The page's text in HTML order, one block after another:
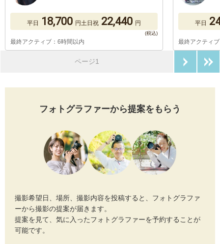
平日 18,700 円土日祝 22,440 円
最終アクティブ：6時間以内
平日
最終アクティ
ページ1
フォトグラファーから提案をもらう
撮影希望日、場所、撮影内容を投稿すると、フォトグラファ
ーから撮影の提案が届きます。
提案を見て、気に入ったフォトグラファーを予約することが
可能です。